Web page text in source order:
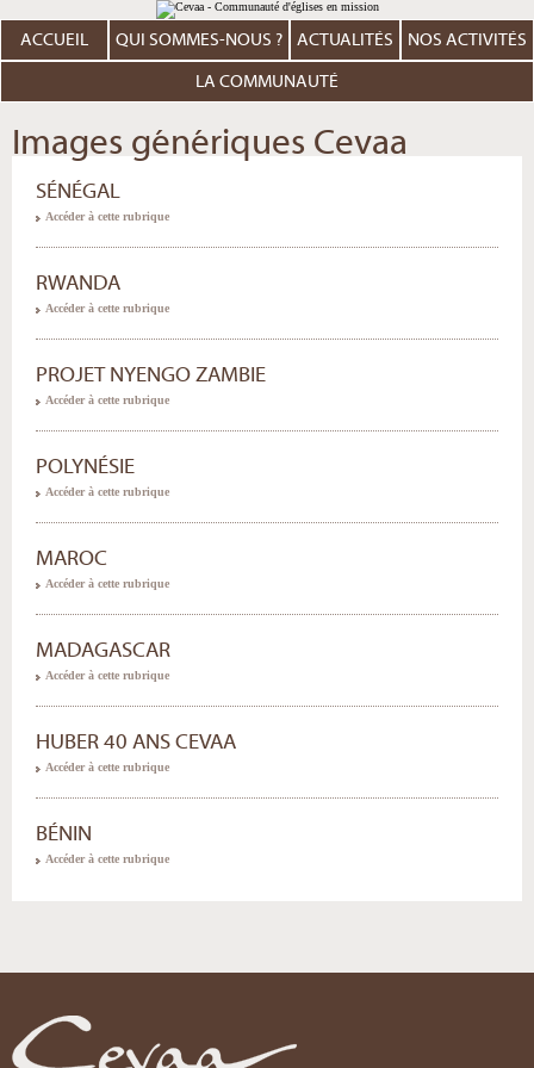
au
contenu.
Aller
personnels
ACCUEIL QUI SOMMES-NOUS ? ACTUALITÉS NOS ACTIVITÉS
LA COMMUNAUTÉ
Images génériques Cevaa
SÉNÉGAL
Accéder à cette rubrique
RWANDA
Accéder à cette rubrique
PROJET NYENGO ZAMBIE
Accéder à cette rubrique
POLYNÉSIE
Accéder à cette rubrique
MAROC
Accéder à cette rubrique
MADAGASCAR
Accéder à cette rubrique
HUBER 40 ANS CEVAA
Accéder à cette rubrique
BÉNIN
Accéder à cette rubrique